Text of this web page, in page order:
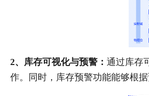
2、库存可视化与预警： 通过库存
作。同时，库存预警功能能够根